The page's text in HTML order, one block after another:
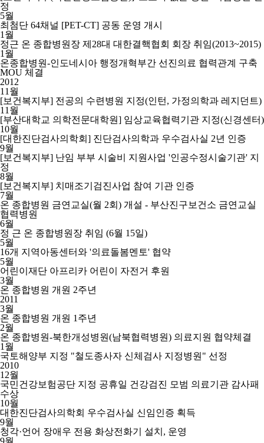
정
5월
최첨단 64채널 [PET-CT] 공동 운영 개시
1월
정근 온 종합병원장 제28대 대한결핵협회 회장 취임(2013~2015)
1월
온종합병원-인도네시아 행정개혁부간 선진의료 협력관계 구축
MOU 체결
2012
11월
[보건복지부] 전공의 수련병원 지정(인턴, 가정의학과 레지던트)
11월
[부산대학교 의학전문대학원] 임상교육협력기관 지정(신경센터)
10월
[대한진단검사의학회] 진단검사의학과 우수검사실 2년 인증
9월
[보건복지부] 난임 부부 시술비 지원사업 '인공수정시술기관' 지
정
8월
[보건복지부] 치매조기검진사업 참여 기관 인증
7월
온 종합병원 금연교실(월 2회) 개설 - 부산진구보건소 금연교실
협력병원
6월
정 근 온 종합병원장 취임 (6월 15일)
5월
16개 지역아동센터와 '의료돌봄멘토' 협약
5월
어린이재단 아프리카 어린이 자전거 후원
3월
온 종합병원 개원 2주년
2011
3월
온 종합병원 개원 1주년
2월
온 종합병원-북한개성병원(남북협력병원) 의료지원 협약체결
1월
국토해양부 지정 "철도종사자 신체검사 지정병원" 선정
2010
12월
국민건강보험공단 지정 공휴일 건강검진 모범 의료기관 감사패
수상
10월
대한진단검사의학회 우수검사실 신임인증 획득
9월
청각·언어 장애우 전용 화상전화기 설치, 운영
9월